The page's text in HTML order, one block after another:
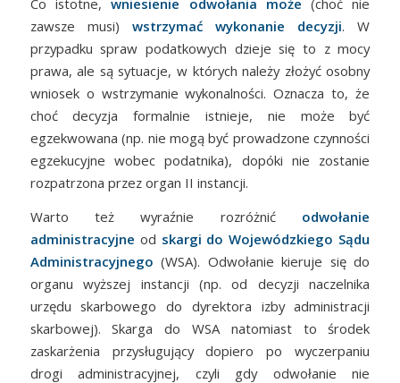
Co istotne,wniesienie odwołania może (choć nie
zawsze musi) wstrzymać wykonanie decyzji. W
przypadku spraw podatkowych dzieje się to z mocy
prawa, ale są sytuacje, w których należy złożyć osobny
wniosek o wstrzymanie wykonalności. Oznacza to, że
choć decyzja formalnie istnieje, nie może być
egzekwowana (np. nie mogą być prowadzone czynności
egzekucyjne wobec podatnika), dopóki nie zostanie
rozpatrzona przez organ II instancji.
Warto też wyraźnie rozróżnić odwołanie
administracyjne od skargi do Wojewódzkiego Sądu
Administracyjnego (WSA). Odwołanie kieruje się do
organu wyższej instancji (np. od decyzji naczelnika
urzędu skarbowego do dyrektora izby administracji
skarbowej). Skarga do WSA natomiast to środek
zaskarżenia przysługujący dopiero po wyczerpaniu
drogi administracyjnej, czyli gdy odwołanie nie